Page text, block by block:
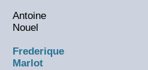
Antoine
Nouel
Frederique
Marlot